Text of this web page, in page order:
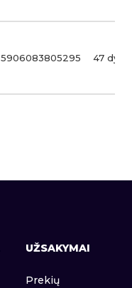
5906083805295 47 dydis
UŽSAKYMAI
Prekių